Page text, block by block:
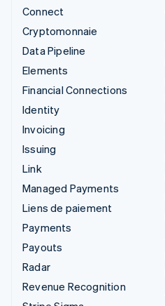
Connect
Cryptomonnaie
Data Pipeline
Elements
Financial Connections
Identity
Invoicing
Issuing
Link
Managed Payments
Liens de paiement
Payments
Payouts
Radar
Revenue Recognition